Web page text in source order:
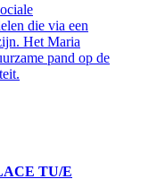
die via een
Het Maria
pand op de
TU/E